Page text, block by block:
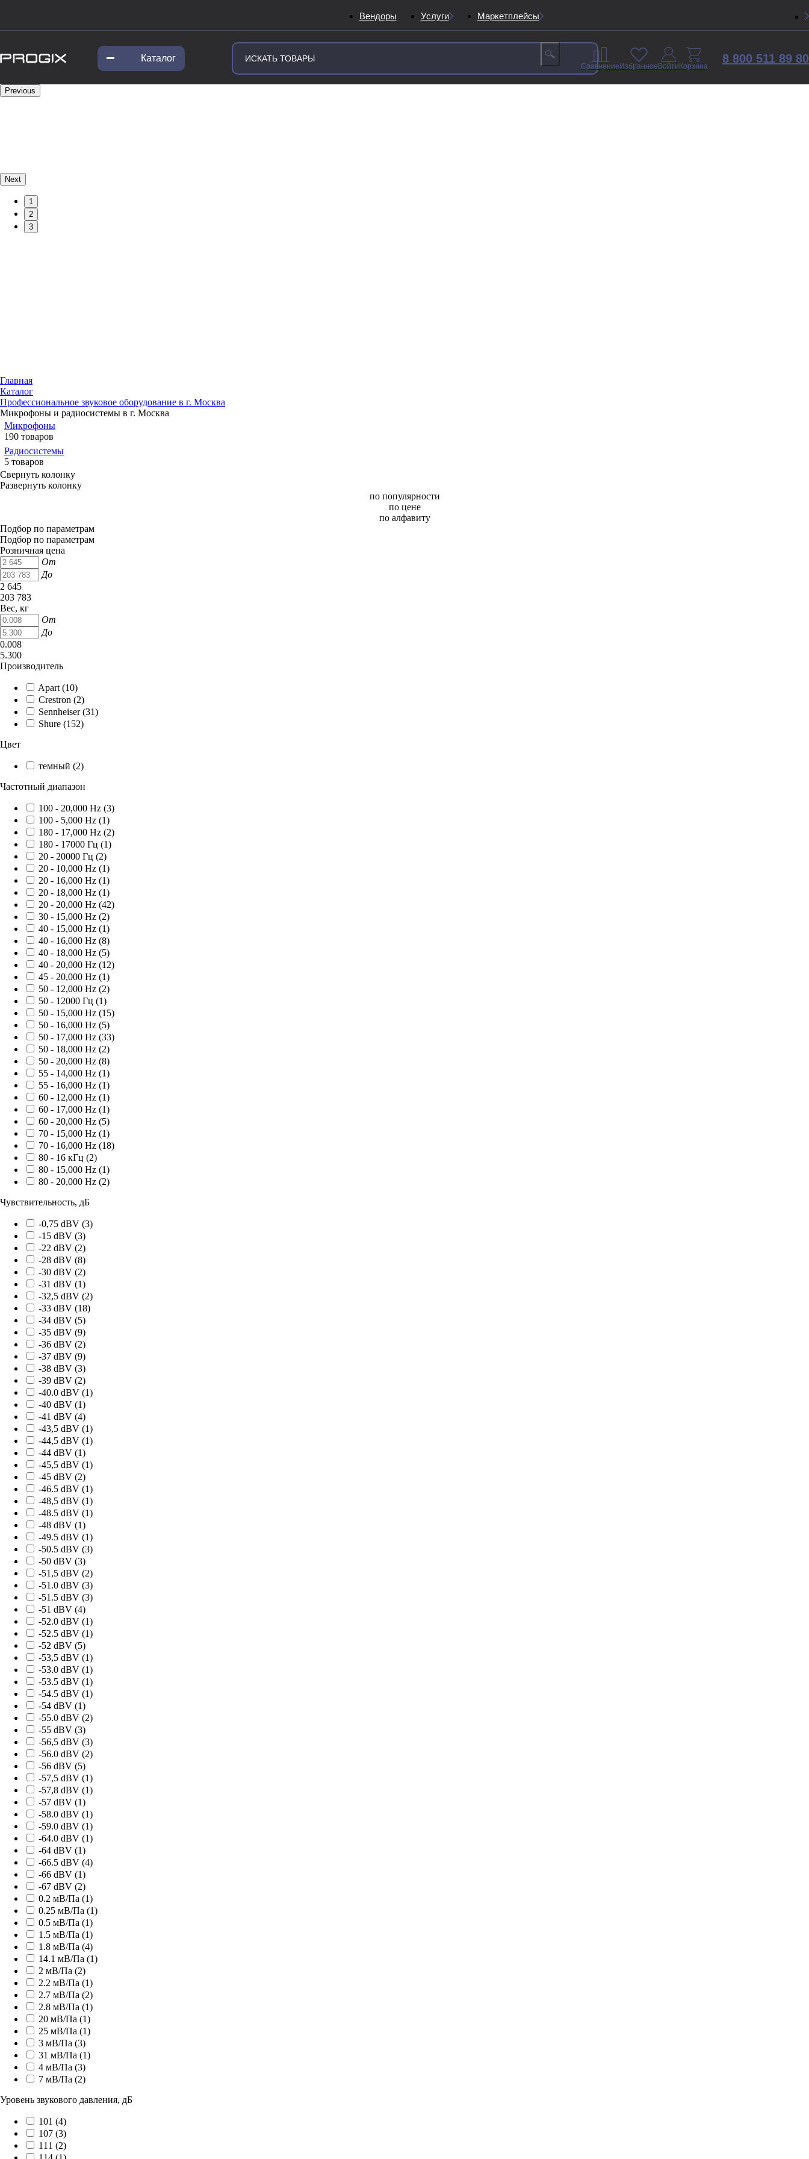
Вендоры Услуги Маркетплейсы
Каталог 8 800 511 89 80
Previous
Next
1
2
3
Главная
Каталог
Профессиональное звуковое оборудование в г. Москва
Микрофоны и радиосистемы в г. Москва
Микрофоны
190 товаров
Радиосистемы
5 товаров
Свернуть колонку
Развернуть колонку
по популярности
по цене
по алфавиту
Подбор по параметрам
Подбор по параметрам
Розничная цена
От
До
2 645
203 783
Вес, кг
От
До
0.008
5.300
Производитель
Apart (10)
Crestron (2)
Sennheiser (31)
Shure (152)
Цвет
темный (2)
Частотный диапазон
100 - 20,000 Hz (3)
100 - 5,000 Hz (1)
180 - 17,000 Hz (2)
180 - 17000 Гц (1)
20 - 20000 Гц (2)
20 - 10,000 Hz (1)
20 - 16,000 Hz (1)
20 - 18,000 Hz (1)
20 - 20,000 Hz (42)
30 - 15,000 Hz (2)
40 - 15,000 Hz (1)
40 - 16,000 Hz (8)
40 - 18,000 Hz (5)
40 - 20,000 Hz (12)
45 - 20,000 Hz (1)
50 - 12,000 Hz (2)
50 - 12000 Гц (1)
50 - 15,000 Hz (15)
50 - 16,000 Hz (5)
50 - 17,000 Hz (33)
50 - 18,000 Hz (2)
50 - 20,000 Hz (8)
55 - 14,000 Hz (1)
55 - 16,000 Hz (1)
60 - 12,000 Hz (1)
60 - 17,000 Hz (1)
60 - 20,000 Hz (5)
70 - 15,000 Hz (1)
70 - 16,000 Hz (18)
80 - 16 кГц (2)
80 - 15,000 Hz (1)
80 - 20,000 Hz (2)
Чувствительность, дБ
-0,75 dBV (3)
-15 dBV (3)
-22 dBV (2)
-28 dBV (8)
-30 dBV (2)
-31 dBV (1)
-32,5 dBV (2)
-33 dBV (18)
-34 dBV (5)
-35 dBV (9)
-36 dBV (2)
-37 dBV (9)
-38 dBV (3)
-39 dBV (2)
-40.0 dBV (1)
-40 dBV (1)
-41 dBV (4)
-43,5 dBV (1)
-44,5 dBV (1)
-44 dBV (1)
-45,5 dBV (1)
-45 dBV (2)
-46.5 dBV (1)
-48,5 dBV (1)
-48.5 dBV (1)
-48 dBV (1)
-49.5 dBV (1)
-50.5 dBV (3)
-50 dBV (3)
-51,5 dBV (2)
-51.0 dBV (3)
-51.5 dBV (3)
-51 dBV (4)
-52.0 dBV (1)
-52.5 dBV (1)
-52 dBV (5)
-53,5 dBV (1)
-53.0 dBV (1)
-53.5 dBV (1)
-54.5 dBV (1)
-54 dBV (1)
-55.0 dBV (2)
-55 dBV (3)
-56,5 dBV (3)
-56.0 dBV (2)
-56 dBV (5)
-57,5 dBV (1)
-57,8 dBV (1)
-57 dBV (1)
-58.0 dBV (1)
-59.0 dBV (1)
-64.0 dBV (1)
-64 dBV (1)
-66.5 dBV (4)
-66 dBV (1)
-67 dBV (2)
0.2 мВ/Па (1)
0.25 мВ/Па (1)
0.5 мВ/Па (1)
1.5 мВ/Па (1)
1.8 мВ/Па (4)
14.1 мВ/Па (1)
2 мВ/Па (2)
2.2 мВ/Па (1)
2.7 мВ/Па (2)
2.8 мВ/Па (1)
20 мВ/Па (1)
25 мВ/Па (1)
3 мВ/Па (3)
31 мВ/Па (1)
4 мВ/Па (3)
7 мВ/Па (2)
Уровень звукового давления, дБ
101 (4)
107 (3)
111 (2)